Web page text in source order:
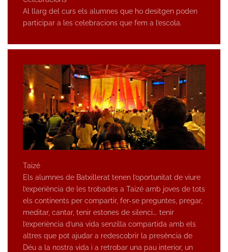
Al llarg del curs els alumnes que ho desitgen poden
participar a les celebracions que fem a l’escola.
Taizé
Els alumnes de Batxillerat tenen l’oportunitat de viure
l’experiència de les trobades a Taizé amb joves de tots
els continents per compartir, fer-se preguntes, pregar,
meditar, cantar, tenir estones de silenci…. tenir
l’experiència d’una vida senzilla compartida amb els
altres que pot ajudar a redescobrir la presència de
Déu a la nostra vida i a retrobar una pau interior, un